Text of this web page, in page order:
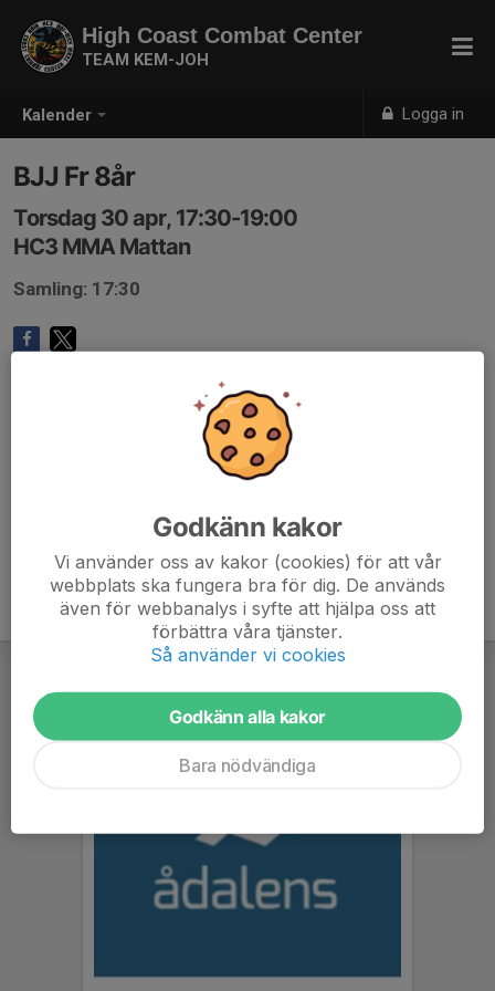
Kalender Logga in
High Coast Combat Center
TEAM KEM-JOH
BJJ Fr 8år
Torsdag 30 apr, 17:30-19:00
HC3 MMA Mattan
Samling: 17:30
Godkänn kakor
Vi använder oss av kakor (cookies) för att vår
webbplats ska fungera bra för dig. De används
även för webbanalys i syfte att hjälpa oss att
förbättra våra tjänster.
Så använder vi cookies
Godkänn alla kakor
Bara nödvändiga